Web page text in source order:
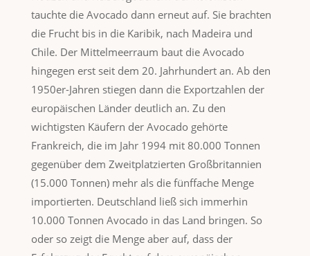
tauchte die Avocado dann erneut auf. Sie brachten
die Frucht bis in die Karibik, nach Madeira und
Chile. Der Mittelmeerraum baut die Avocado
hingegen erst seit dem 20. Jahrhundert an. Ab den
1950er-Jahren stiegen dann die Exportzahlen der
europäischen Länder deutlich an. Zu den
wichtigsten Käufern der Avocado gehörte
Frankreich, die im Jahr 1994 mit 80.000 Tonnen
gegenüber dem Zweitplatzierten Großbritannien
(15.000 Tonnen) mehr als die fünffache Menge
importierten. Deutschland ließ sich immerhin
10.000 Tonnen Avocado in das Land bringen. So
oder so zeigt die Menge aber auf, dass der